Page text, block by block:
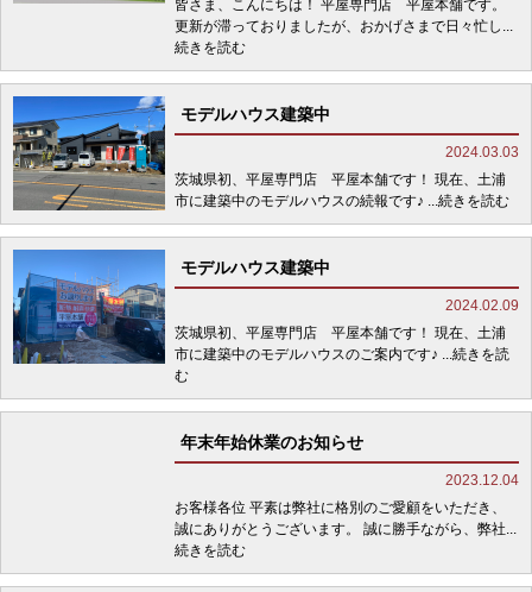
皆さま、こんにちは！ 平屋専門店 平屋本舗です。
更新が滞っておりましたが、おかげさまで日々忙し ...
続きを読む
モデルハウス建築中
2024.03.03
茨城県初、平屋専門店 平屋本舗です！ 現在、土浦
市に建築中のモデルハウスの続報です♪ ...続きを読む
モデルハウス建築中
2024.02.09
茨城県初、平屋専門店 平屋本舗です！ 現在、土浦
市に建築中のモデルハウスのご案内です♪ ...続きを読
む
年末年始休業のお知らせ
2023.12.04
お客様各位 平素は弊社に格別のご愛顧をいただき、
誠にありがとうございます。 誠に勝手ながら、弊社...
続きを読む